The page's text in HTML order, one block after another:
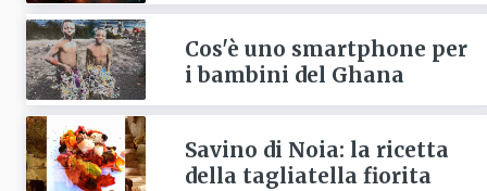
Cos'è uno smartphone per
i bambini del Ghana
Savino di Noia: la ricetta
della tagliatella fiorita